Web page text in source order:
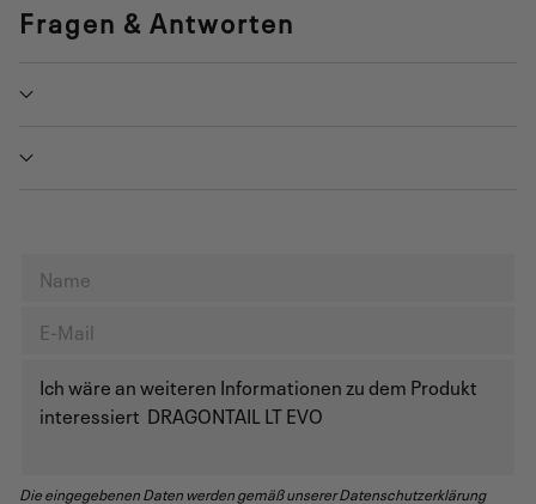
Fragen & Antworten
Die eingegebenen Daten werden gemäß unserer Datenschutzerklärung